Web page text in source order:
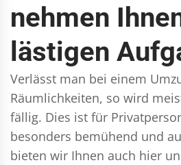
nehmen
lästigen
Verlässt man bei einem
Räumlichkeiten, so wird
fällig. Dies ist für
besonders bemühend und
bieten wir Ihnen auch hier